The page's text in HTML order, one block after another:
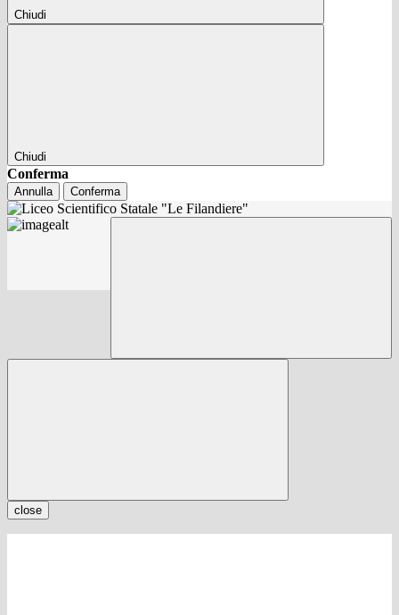
Chiudi
Chiudi
Conferma
Annulla Conferma
close